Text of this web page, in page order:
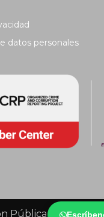
datos personales
Pública 2018 -